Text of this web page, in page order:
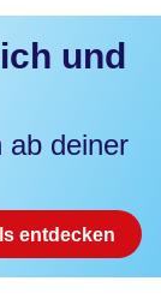
und
ab deiner
entdecken